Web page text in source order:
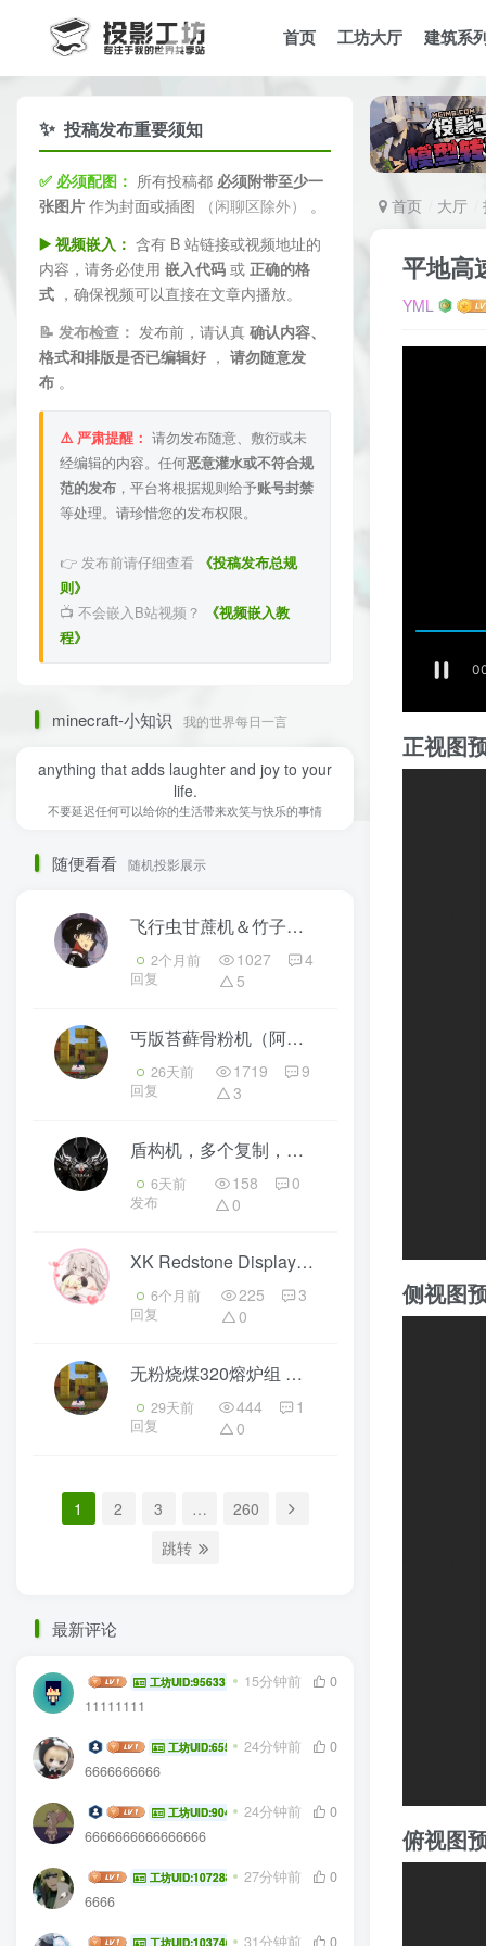
首页 工坊大厅 建筑系
✨ 投稿发布重要须知
✅ 必须配图： 所有投稿都 必须附带至少一
张图片 作为封面或插图 （闲聊区除外） 。
▶️ 视频嵌入： 含有 B 站链接或视频地址的
内容，请务必使用 嵌入代码 或 正确的格
式 ，确保视频可以直接在文章内播放。
📝 发布检查： 发布前，请认真 确认内容、
格式和排版是否已编辑好 ， 请勿随意发
布 。
⚠️ 严肃提醒： 请勿发布随意、敷衍或未
经编辑的内容。任何恶意灌水或不符合规
范的发布 ，平台将根据规则给予账号封禁
等处理。请珍惜您的发布权限。
👉 发布前请仔细查看 《投稿发布总规
则》
📺 不会嵌入B站视频？
《视频嵌入教
程》
minecraft-小知识 我的世界每日一言
anything that adds laughter and joy to your
life.
不要延迟任何可以给你的生活带来欢笑与快乐的事情
随便看看 随机投影展示
飞行虫甘蔗机＆竹子机
2个月前
回复
1027
4
5
丐版苔藓骨粉机（阿云哟的）
26天前
回复
1719
9
3
盾构机，多个复制，现在是145个，一个红石块为一个（作者：火炫月）
6天前
发布
158
0
0
XK Redstone Display XK 红石显示 6
6个月前
回复
225
3
0
无粉烧煤320熔炉组
29天前
回复
444
1
0
1 2 3 …
260
跳转
最新评论
11saber4514工坊UID:95633 15分钟前
0
11111111
NBY10032 工坊UID:65524 24分钟前
0
6666666666
zz412421 工坊UID:90458 24分钟前
0
6666666666666666
cheerzoo工坊UID:107288 27分钟前
0
6666
执鄙染生工坊UID:103746 31分钟前 0
首页 大厅
平地高
YML
正视图
侧视图
俯视图